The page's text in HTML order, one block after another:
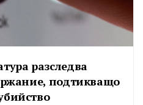
разследва
подтикващо